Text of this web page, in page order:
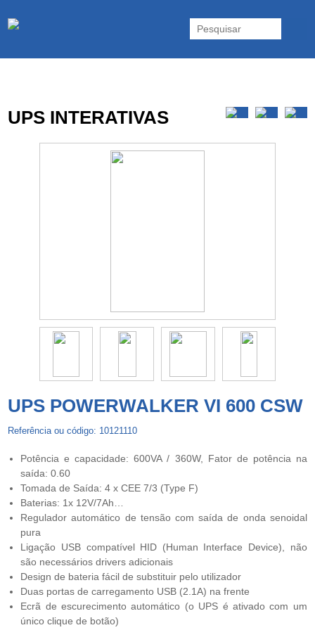
Inversores e acessórios. Portugal.
UPS INTERATIVAS
UPS POWERWALKER VI 600 CSW
Referência ou código: 10121110
Potência e capacidade: 600VA / 360W, Fator de potência na
saída: 0.60
Tomada de Saída: 4 x CEE 7/3 (Type F)
Baterias: 1x 12V/7Ah…
Regulador automático de tensão com saída de onda senoidal
pura
Ligação USB compatível HID (Human Interface Device), não
são necessários drivers adicionais
Design de bateria fácil de substituir pelo utilizador
Duas portas de carregamento USB (2.1A) na frente
Ecrã de escurecimento automático (o UPS é ativado com um
único clique de botão)